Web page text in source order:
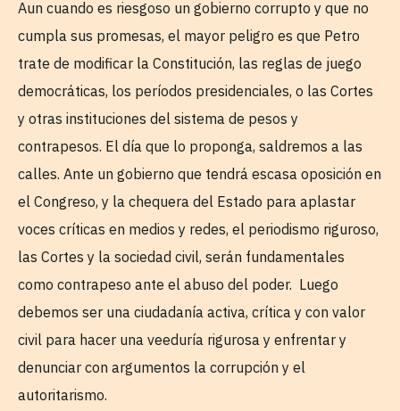
Aun cuando es riesgoso un gobierno corrupto y que no
cumpla sus promesas, el mayor peligro es que Petro
trate de modificar la Constitución, las reglas de juego
democráticas, los períodos presidenciales, o las Cortes
y otras instituciones del sistema de pesos y
contrapesos. El día que lo proponga, saldremos a las
calles. Ante un gobierno que tendrá escasa oposición en
el Congreso, y la chequera del Estado para aplastar
voces críticas en medios y redes, el periodismo riguroso,
las Cortes y la sociedad civil, serán fundamentales
como contrapeso ante el abuso del poder. Luego
debemos ser una ciudadanía activa, crítica y con valor
civil para hacer una veeduría rigurosa y enfrentar y
denunciar con argumentos la corrupción y el
autoritarismo.